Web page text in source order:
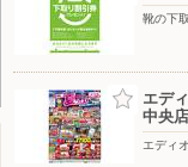
靴の下
エデ
中央店
エディ